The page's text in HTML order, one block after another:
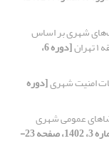
شهری بر اساس
[دوره 6،
امنیت شهری[دوره
عمومی شهری
[دوره 6، شماره 3، 1402، صفحه 23-